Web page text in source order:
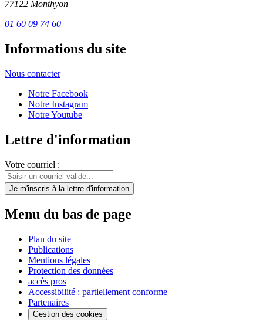
77122 Monthyon
01 60 09 74 60
Informations du site
Nous contacter
Notre Facebook
Notre Instagram
Notre Youtube
Lettre d'information
Votre courriel :
Je m'inscris à la lettre d'information
Menu du bas de page
Plan du site
Publications
Mentions légales
Protection des données
accès pros
Accessibilité : partiellement conforme
Partenaires
Gestion des cookies